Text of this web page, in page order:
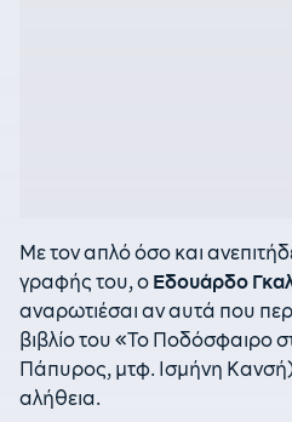
Με τον απλό όσο και
γραφής του, ο Εδουάρδο
αναρωτιέσαι αν αυτά που
βιβλίο του «Το Ποδόσφαιρο
Πάπυρος, μτφ. Ισμήνη Κανσή)
αλήθεια.